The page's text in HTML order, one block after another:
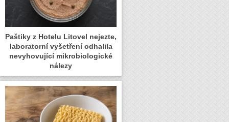
Paštiky z Hotelu Litovel nejezte,
laboratorní vyšetření odhalila
nevyhovující mikrobiologické
nálezy